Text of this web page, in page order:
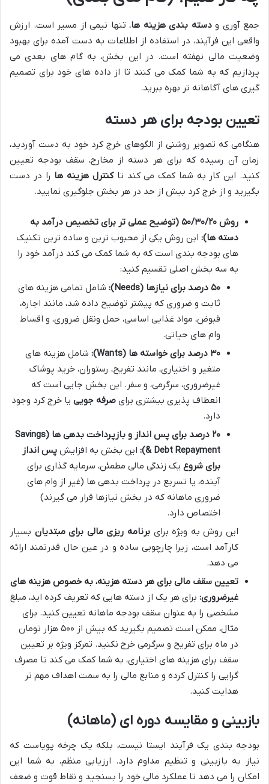
جمع آوری ودسته بندی هزینه ها، تنها نیمی از مسیر است. ارزش
واقعی این فرآیند، در استفاده از اطلاعات به دست آمده برای بهبود
وضعیت مالی نهفته است. در این بخش، به گام های بعدی می
پردازیم که به شما کمک می کنند تا از داده های خود برای تصمیم
گیری های آگاهانه تر بهره ببرید.
تعیین بودجه برای هر دسته
هنگامی که تصویر روشنی از الگوهای خرج کرد خود به دست آوردید،
زمان آن رسیده که برای هر دسته از مخارج، سقف بودجه تعیین
کنید. این کار به شما کمک می کند تاکنترل هزینه ها را در دست
بگیرید و از خرج کرد بیش از حد در هر بخش جلوگیری نمایید.
روش ۵۰/۳۰/۲۰ (توضیح عملی تر برای تخصیص درآمد به
دسته ها): این روش یکی از محبوب ترین و ساده ترین تکنیک
های بودجه بندی است که به شما کمک می کند درآمد خود را
به سه بخش اصلی تقسیم کنید:
۵۰ درصد برای نیازها (Needs):
شامل تمامی هزینه های
ثابت و ضروری که پیشتر توضیح داده شد، مانند اجاره،
قبوض، مواد غذایی اساسی، حمل ونقل ضروری، و اقساط
وام های حیاتی.
۳۰ درصد برای خواسته ها (Wants):
شامل هزینه های
متغیر و اختیاری، مانند تفریح، رستوران، خرید پوشاک
غیرضروری، سرگرمی، و سفر. این بخش جایی است که
انعطاف پذیری بیشتری برای صرفه جویی یا خرج کرد وجود
دارد.
۲۰ درصد برای پس انداز و بازپرداخت بدهی ها (Savings
& Debt Repayment):
این بخش به افزایش پس انداز
برای شروع یک زندگی مالی مطمئن، سرمایه گذاری برای
آینده، یا تسریع در پرداخت بدهی ها (غیر از وام های
ضروری ماهانه که در بخش نیازها قرار می گیرند)
اختصاص دارد.
این روش به ویژه برای برنامه ریزی مالی برای مبتدیان بسیار
کارآمد است، زیرا چارچوبی ساده و در عین حال قدرتمند ارائه
می دهد.
تعیین سقف مالی برای هر دسته هزینه، به خصوص هزینه های
غیرضروری: برای هر یک از دسته هایی که تعریف کرده اید، مبلغ
مشخصی را به عنوان سقف بودجه ماهانه تعیین کنید. برای
مثال، ممکن است تصمیم بگیرید که بیش از ۵۰۰ هزار تومان
در ماه برای تفریح و سرگرمی خرج نکنید. تمرکز ویژه بر تعیین
سقف برای هزینه های اختیاری، به شما کمک می کند تا مصرف
گرایی را کنترل کرده و منابع مالی را به سمت اهداف مهم تر
هدایت کنید.
بازبینی و مقایسه دوره ای (ماهانه)
بودجه بندی یک فرآیند ایستا نیست، بلکه یک چرخه پویاست که
نیاز به بازبینی و تنظیم مداوم دارد. ارزیابی منظم، به شما این
امکان را می دهد تا عملکرد مالی خود را بسنجید و نقاط قوت و ضعف